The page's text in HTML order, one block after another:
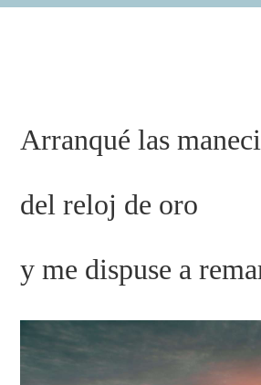
Arranqué las
del reloj de oro
y me dispuse a